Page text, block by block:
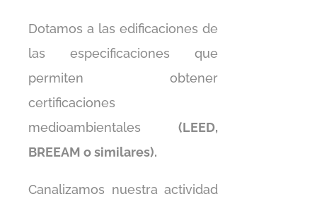
Dotamos a las edificaciones de
las especificaciones que
permiten obtener
certificaciones
medioambientales (LEED,
BREEAM o similares).
Canalizamos nuestra actividad